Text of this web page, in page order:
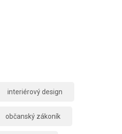
interiérový design
občanský zákoník